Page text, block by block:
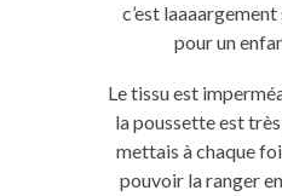
c’est laaaargement
pour un
Le tissu est
la poussette est
mettais à chaque
pouvoir la ranger